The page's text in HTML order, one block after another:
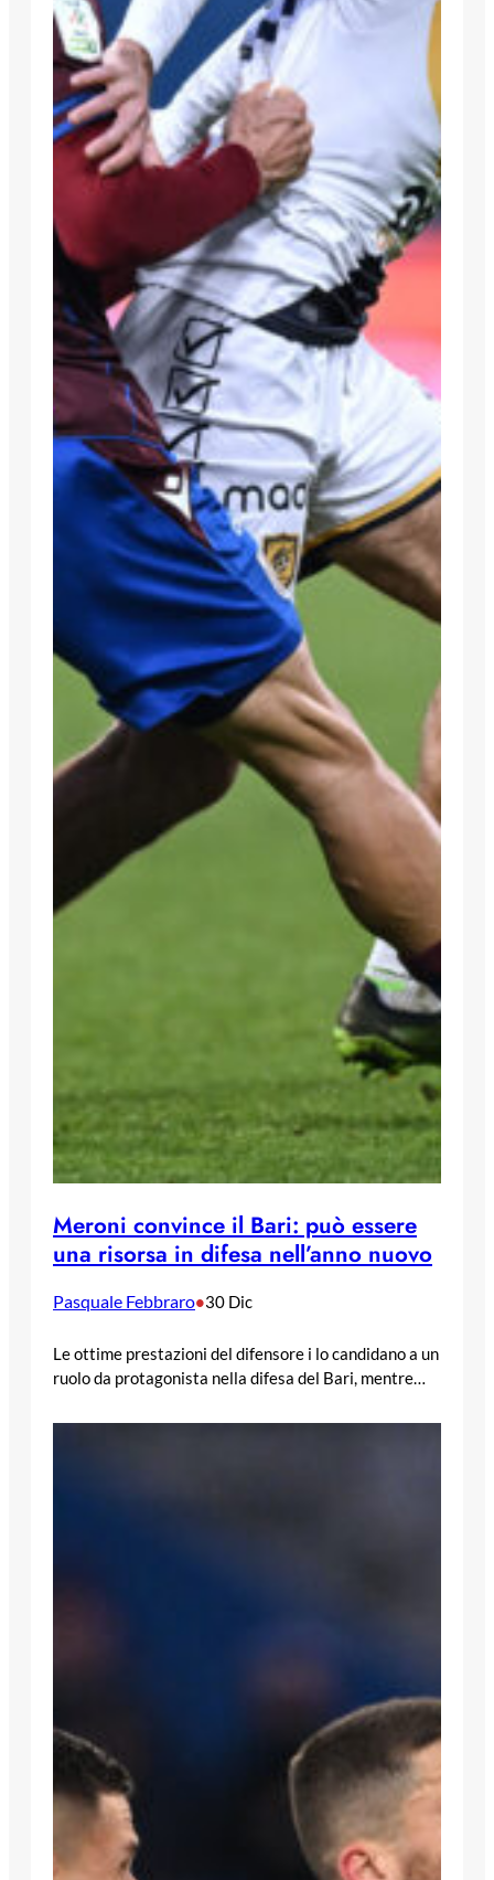
Meroni convince il Bari: può essere
una risorsa in difesa nell’anno nuovo
Pasquale Febbraro•30 Dic
Le ottime prestazioni del difensore i lo candidano a un
ruolo da protagonista nella difesa del Bari, mentre…